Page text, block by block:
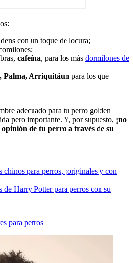
con un toque de locura;
cafeína, para los más dormilones de
Palma, Arriquitáun para los que
adecuado para tu perro golden
pero importante. Y, por supuesto, ¡no
de tu perro a través de su
chinos para perros, ¡originales y con
de Harry Potter para perros con su
para perros